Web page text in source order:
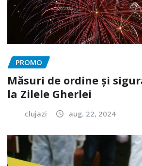
PROMO
Măsuri de ordine și
la Zilele Gherlei
clujazi aug. 22, 2024